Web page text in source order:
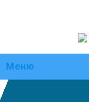
Меню